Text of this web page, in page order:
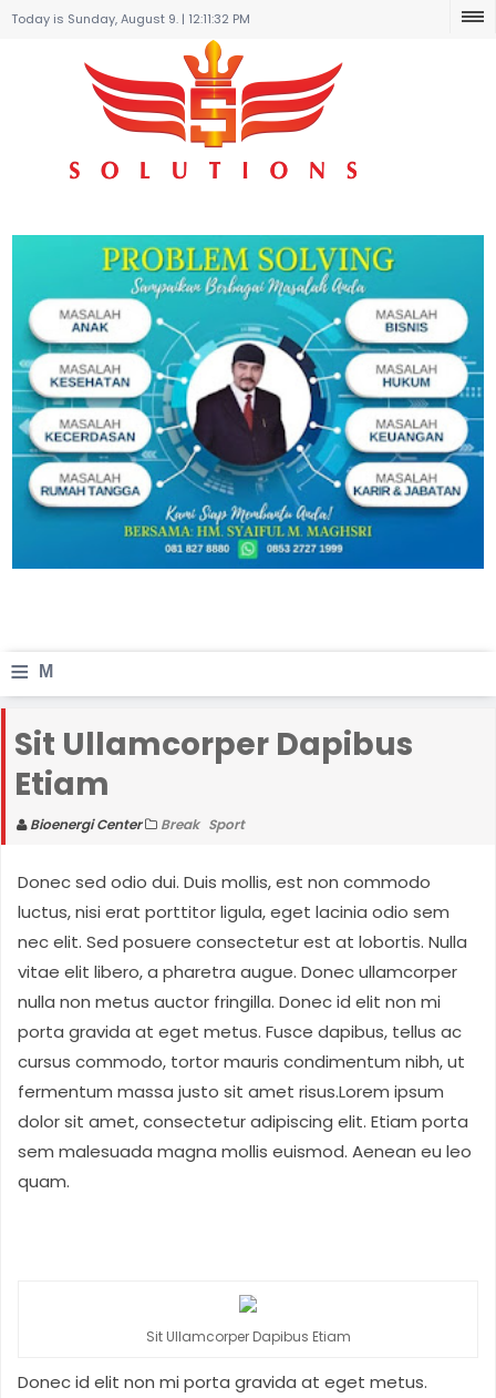
Today is Sunday, August 9. | 12:11:32 PM
≡ M
n
u
Sit Ullamcorper Dapibus
Etiam
Bioenergi Center Break Sport
Donec sed odio dui. Duis mollis, est non commodo
luctus, nisi erat porttitor ligula, eget lacinia odio sem
nec elit. Sed posuere consectetur est at lobortis. Nulla
vitae elit libero, a pharetra augue. Donec ullamcorper
nulla non metus auctor fringilla. Donec id elit non mi
porta gravida at eget metus. Fusce dapibus, tellus ac
cursus commodo, tortor mauris condimentum nibh, ut
fermentum massa justo sit amet risus.Lorem ipsum
dolor sit amet, consectetur adipiscing elit. Etiam porta
sem malesuada magna mollis euismod. Aenean eu leo
quam.
Sit Ullamcorper Dapibus Etiam
Donec id elit non mi porta gravida at eget metus.